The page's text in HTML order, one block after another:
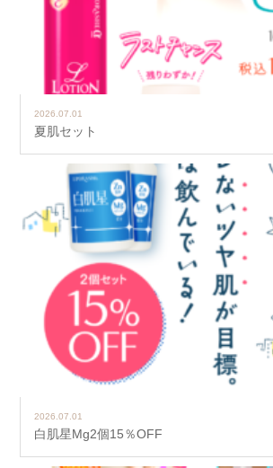
2026.07.01
夏肌セット
2026.07.01
白肌星Mg2個15％OFF